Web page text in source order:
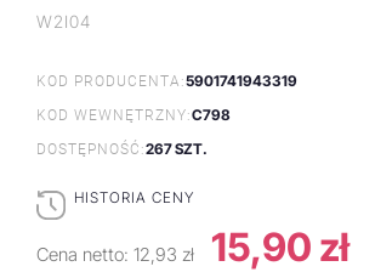
W2I04
KOD PRODUCENTA:5901741943319
KOD WEWNĘTRZNY:C798
DOSTĘPNOŚĆ:267 SZT.
HISTORIA CENY
Cena netto: 12,93 zł 15,90 zł